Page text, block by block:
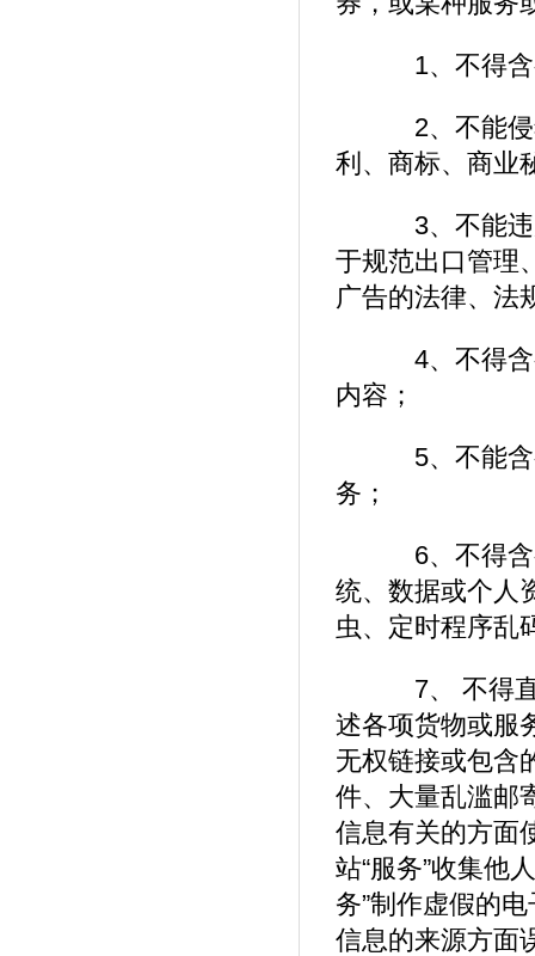
1、不得含
2、不能侵
利、商标、商业
3、不能违
于规范出口管理
广告的法律、法
4、不得含
内容；
5、不能含
务；
6、不得含
统、数据或个人
虫、定时程序乱
7、 不得直
述各项货物或服
无权链接或包含
件、大量乱滥邮
信息有关的方面
站“服务”收集他
务”制作虚假的
信息的来源方面